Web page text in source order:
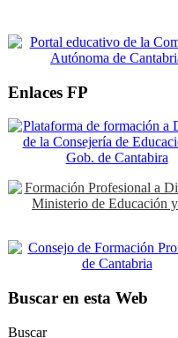
Enlaces FP
Buscar en esta Web
Buscar